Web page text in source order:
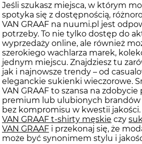
Jeśli szukasz miejsca, w którym
spotyka się z dostępnością,
VAN GRAAF na nuumi.pl jest
potrzeby. To nie tylko dostęp do
wyprzedaży online, ale również
szerokiego wachlarza marek,
jednym miejscu. Znajdziesz tu
jak i najnowsze trendy – od
eleganckie sukienki wieczorowe.
VAN GRAAF to szansa na
premium lub ulubionych brandów
bez kompromisu w kwestii
VAN GRAAF t-shirty męskie czy
VAN GRAAF i przekonaj się, że
może być synonimem stylu i